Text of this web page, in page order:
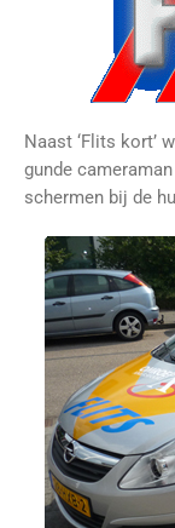
Naast ‘Flits kort’
gunde
schermen bij de